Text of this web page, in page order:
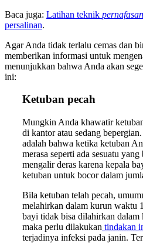
Baca juga: Latihan teknik
persalinan.
Agar Anda tidak terlalu cemas dan
memberikan informasi untuk
menunjukkan bahwa Anda akan
ini:
Ketuban pecah
Mungkin Anda khawatir
di kantor atau sedang
adalah bahwa ketika ketuban
merasa seperti ada sesuatu
mengalir deras karena kepala
ketuban untuk bocor dalam
Bila ketuban telah pecah,
melahirkan dalam kurun waktu
bayi tidak bisa dilahirkan
maka perlu dilakukan tindakan
terjadinya infeksi pada janin.